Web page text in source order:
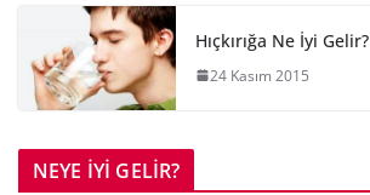
Hıçkırığa Ne İyi Gelir?
24 Kasım 2015
NEYE İYİ GELİR?